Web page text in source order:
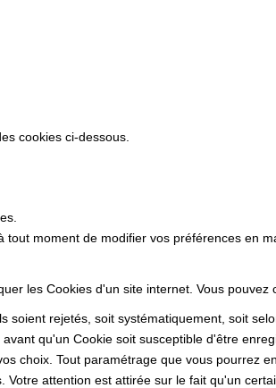
cookies ci-dessous.
moment de modifier vos préférences en
les Cookies d'un site internet. Vous
rejetés, soit systématiquement, soit
qu'un Cookie soit susceptible d'être
choix. Tout paramétrage que vous pourrez
attention est attirée sur le fait qu'un